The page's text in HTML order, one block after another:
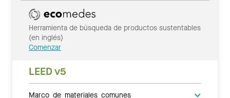
Herramienta de búsqueda de productos sustentables
(en inglés)
Comenzar
LEED v5
Marco de materiales comunes